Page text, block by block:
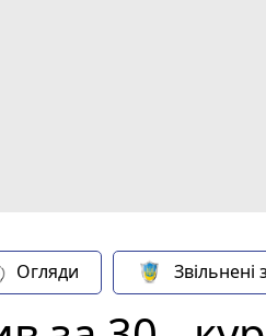
Огляди Звільнені